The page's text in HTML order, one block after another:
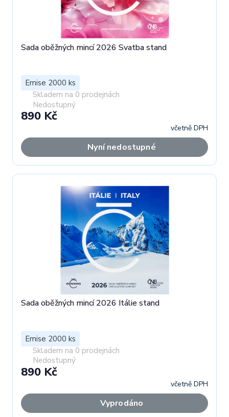
Sada oběžných mincí 2026 Svatba stand
Emise 2000 ks
Skladem na 0 prodejnách
Nedostupný
890 Kč
včetně DPH
Nyní nedostupné
Sada oběžných mincí 2026 Itálie stand
Emise 2000 ks
Skladem na 0 prodejnách
Nedostupný
890 Kč
včetně DPH
Vyprodáno